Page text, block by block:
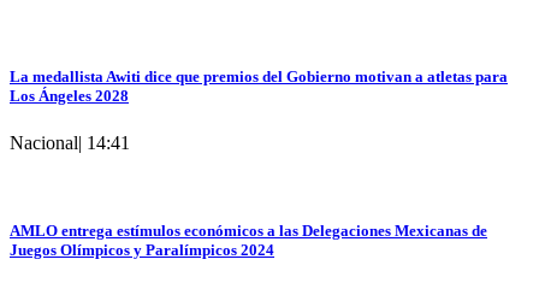
La medallista Awiti dice que premios del Gobierno motivan a atletas para
Los Ángeles 2028
Nacional| 14:41
AMLO entrega estímulos económicos a las Delegaciones Mexicanas de
Juegos Olímpicos y Paralímpicos 2024